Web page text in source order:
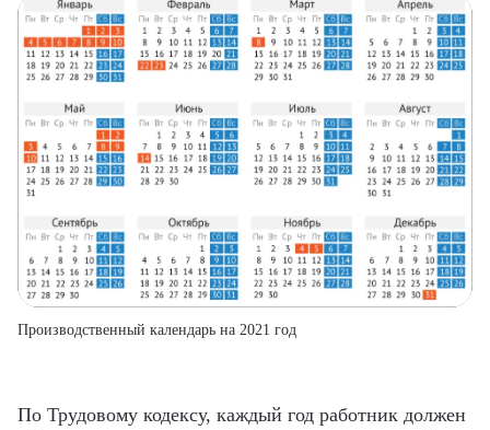
Производственный календарь на 2021 год
По Трудовому кодексу, каждый год работник должен